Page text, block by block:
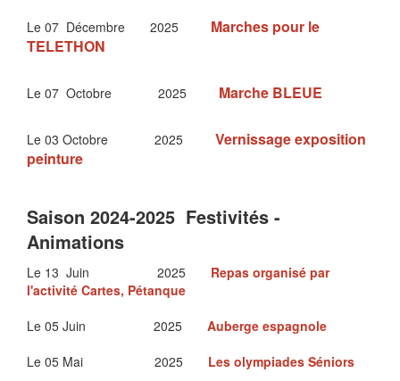
Le 07 Décembre 2025
Marches pour le
TELETHON
Le 07 Octobre 2025 Marche BLEUE
Le 03 Octobre 2025
Vernissage exposition
peinture
Saison 2024-2025 Festivités -
Animations
Le 13 Juin 2025
Repas organisé par
l'activité Cartes, Pétanque
Le 05 Juin 2025 Auberge espagnole
Le 05 Mai 2025 Les olympiades Séniors